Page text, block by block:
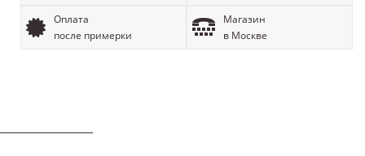
Оплата
после примерки
Магазин
в Москве